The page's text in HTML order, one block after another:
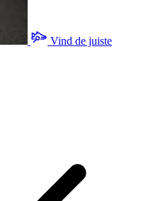
Vind de juiste